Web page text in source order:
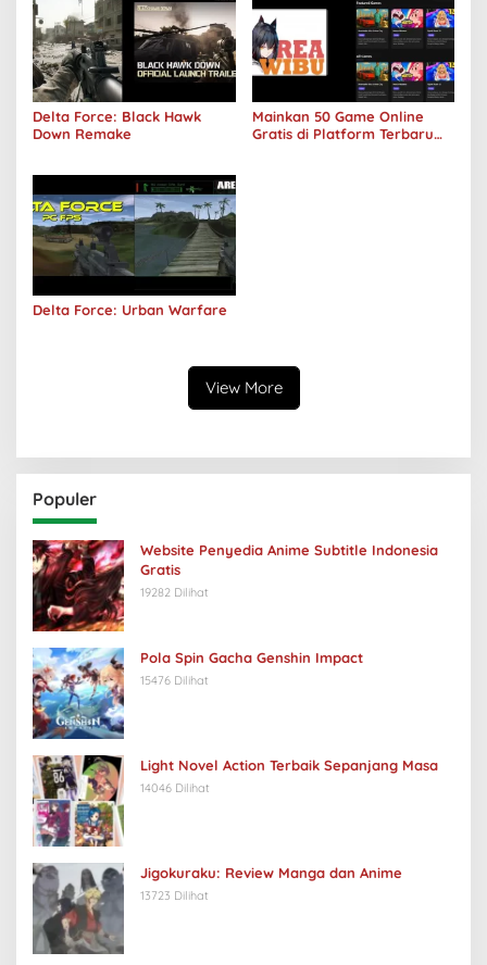
Delta Force: Black Hawk
Down Remake
Mainkan 50 Game Online
Gratis di Platform Terbaru
Delta Force: Urban Warfare
View More
Populer
Website Penyedia Anime Subtitle Indonesia
Gratis
19282 Dilihat
Pola Spin Gacha Genshin Impact
15476 Dilihat
Light Novel Action Terbaik Sepanjang Masa
14046 Dilihat
Jigokuraku: Review Manga dan Anime
13723 Dilihat